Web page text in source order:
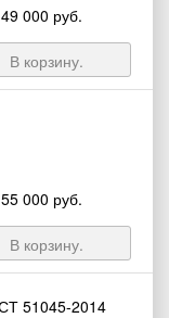
000 руб.
В корзину.
000 руб.
В корзину.
51045-2014